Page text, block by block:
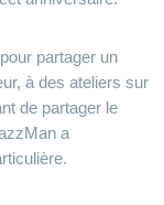
partager un
à des ateliers sur
de partager le
a